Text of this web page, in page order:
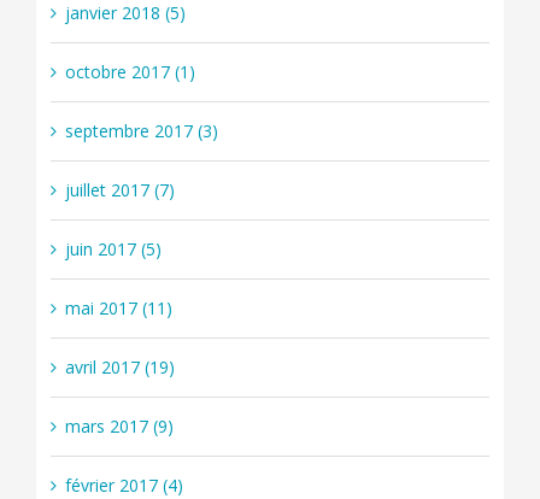
janvier 2018 (5)
octobre 2017 (1)
septembre 2017 (3)
juillet 2017 (7)
juin 2017 (5)
mai 2017 (11)
avril 2017 (19)
mars 2017 (9)
février 2017 (4)